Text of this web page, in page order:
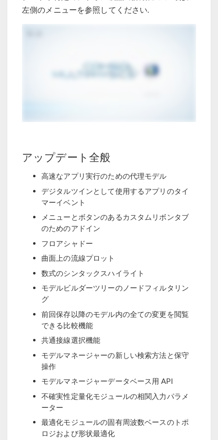
左側のメニューを参照してください.
アップデート全般
高速なアプリ実行のための代理モデル
デジタルツインとして使用するアプリのタイ
マーイベント
メニューとボタンのあるカスタムリボンタブ
のためのアドイン
フロアシャドー
曲面上の流線プロット
数式のシンタックスハイライト
モデルビルダーツリーのノードフィルタリン
グ
前回保存以降のモデル内の全ての変更を閲覧
できる比較機能
共通接線選択機能
モデルマネージャーの新しい検索方法と保守
操作
モデルマネージャーデータベース用 API
不確実性定量化モジュールの相関入力パラメ
ーター
最適化モジュールの固有周波数ベースのトポ
ロジおよび形状最適化